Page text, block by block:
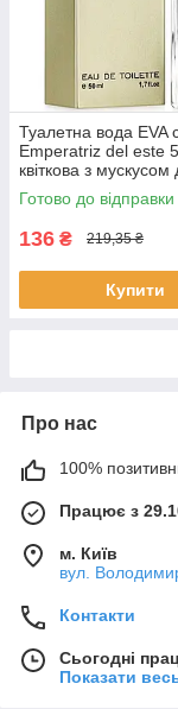
Туалетна вода EVA
Emperatriz del este
квіткова з мускусом
парфуми Ева
Готово до відправки
136 ₴ 219,35 ₴
Купити
Про нас
100%
Працює з
м. Київ
вул.
Контакти
Сьогодні
Показати